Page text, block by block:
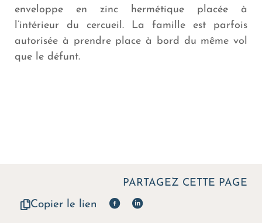
enveloppe en zinc hermétique placée à
l’intérieur du cercueil. La famille est parfois
autorisée à prendre place à bord du même vol
que le défunt.
PARTAGEZ CETTE PAGE
Copier le lien